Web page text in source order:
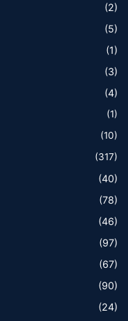
(2)
(5)
(1)
(3)
(4)
(1)
(10)
(317)
(40)
(78)
(46)
(97)
(67)
(90)
(24)